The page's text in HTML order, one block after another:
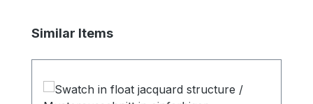
Omitir la galería de productos
Similar Items